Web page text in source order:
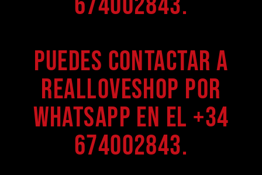
Puedes contactar a
Realloveshop por
WhatsApp en el +34
674002843.